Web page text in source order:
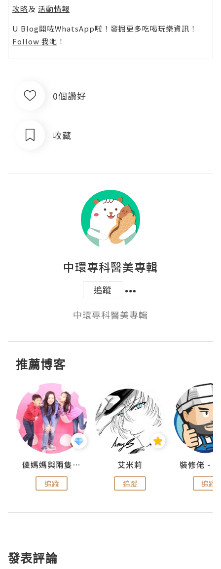
攻略及 活動情報
U Blog開咗WhatsApp啦！發掘更多吃喝玩樂資訊！
Follow 我哋 ！
0個讚好
收藏
中環專科醫美專輯
追蹤
中環專科醫美專輯
推薦博客
儍媽媽與兩隻小魔怪之家
追蹤
艾米莉
追蹤 追蹤
發表評論